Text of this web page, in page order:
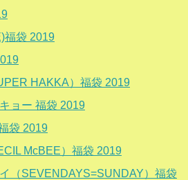
福袋 2019
HAKKA）福袋 2019
ョー 福袋 2019
袋 2019
McBEE）福袋 2019
（SEVENDAYS=SUNDAY）福袋